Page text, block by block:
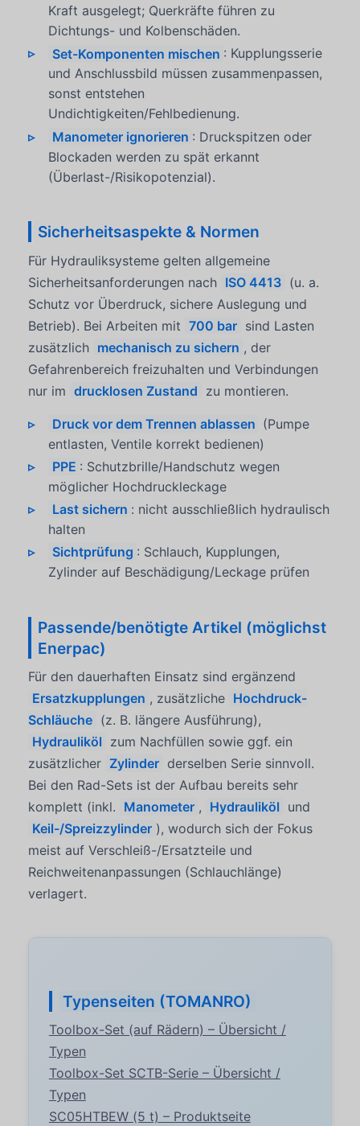
Kraft ausgelegt; Querkräfte führen zu
Dichtungs- und Kolbenschäden.
Set-Komponenten mischen : Kupplungsserie
und Anschlussbild müssen zusammenpassen,
sonst entstehen
Undichtigkeiten/Fehlbedienung.
Manometer ignorieren : Druckspitzen oder
Blockaden werden zu spät erkannt
(Überlast-/Risikopotenzial).
Sicherheitsaspekte & Normen
Für Hydrauliksysteme gelten allgemeine
Sicherheitsanforderungen nach ISO 4413 (u. a.
Schutz vor Überdruck, sichere Auslegung und
Betrieb). Bei Arbeiten mit 700 bar sind Lasten
zusätzlich mechanisch zu sichern , der
Gefahrenbereich freizuhalten und Verbindungen
nur im drucklosen Zustand zu montieren.
Druck vor dem Trennen ablassen (Pumpe
entlasten, Ventile korrekt bedienen)
PPE : Schutzbrille/Handschutz wegen
möglicher Hochdruckleckage
Last sichern : nicht ausschließlich hydraulisch
halten
Sichtprüfung : Schlauch, Kupplungen,
Zylinder auf Beschädigung/Leckage prüfen
Passende/benötigte Artikel (möglichst
Enerpac)
Für den dauerhaften Einsatz sind ergänzend
Ersatzkupplungen , zusätzliche Hochdruck-
Schläuche (z. B. längere Ausführung),
Hydrauliköl zum Nachfüllen sowie ggf. ein
zusätzlicher Zylinder derselben Serie sinnvoll.
Bei den Rad-Sets ist der Aufbau bereits sehr
komplett (inkl. Manometer , Hydrauliköl und
Keil-/Spreizzylinder ), wodurch sich der Fokus
meist auf Verschleiß-/Ersatzteile und
Reichweitenanpassungen (Schlauchlänge)
verlagert.
Typenseiten (TOMANRO)
Toolbox-Set (auf Rädern) – Übersicht /
Typen
Toolbox-Set SCTB-Serie – Übersicht /
Typen
SC05HTBEW (5 t) – Produktseite